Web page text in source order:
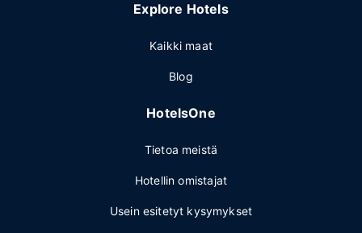
Explore Hotels
Kaikki maat
Blog
HotelsOne
Tietoa meistä
Hotellin omistajat
Usein esitetyt kysymykset